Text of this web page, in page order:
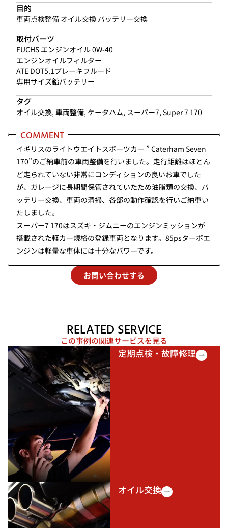
目的
車両点検整備 オイル交換 バッテリー交換
取付パーツ
FUCHS エンジンオイル 0W-40
エンジンオイルフィルター
ATE DOT5.1ブレーキフルード
専用サイズ鉛バッテリー
タグ
オイル交換, 車両整備, ケータハム, スーパー7, Super 7 170
COMMENT
イギリスのライトウエイトスポーツカー ” Caterham Seven
170”のご納車前の車両整備を行いました。走行距離はほとん
ど走られていない非常にコンディションの良いお車でした
が、ガレージに長期間保管されていたため油脂類の交換、バ
ッテリー交換、車両の清掃、各部の動作確認を行いご納車い
たしました。
スーパー7 170はスズキ・ジムニーのエンジンミッションが
搭載された軽カー規格の登録車両となります。85psターボエ
ンジンは軽量な車体には十分なパワーです。
お問い合わせする
RELATED SERVICE
この事例の関連サービスを見る
定期点検・故障修理
オイル交換